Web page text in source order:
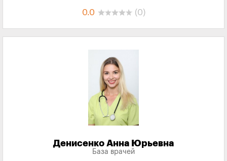
0.0 (0)
Денисенко Анна Юрьевна
База врачей